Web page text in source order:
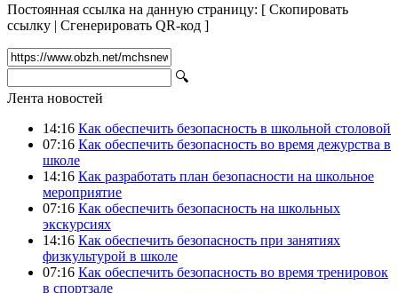
Постоянная ссылка на данную страницу: [ Скопировать
ссылку | Сгенерировать QR-код ]
🔍
Лента новостей
14:16 Как обеспечить безопасность в школьной столовой
07:16 Как обеспечить безопасность во время дежурства в
школе
14:16 Как разработать план безопасности на школьное
мероприятие
07:16 Как обеспечить безопасность на школьных
экскурсиях
14:16 Как обеспечить безопасность при занятиях
физкультурой в школе
07:16 Как обеспечить безопасность во время тренировок
в спортзале